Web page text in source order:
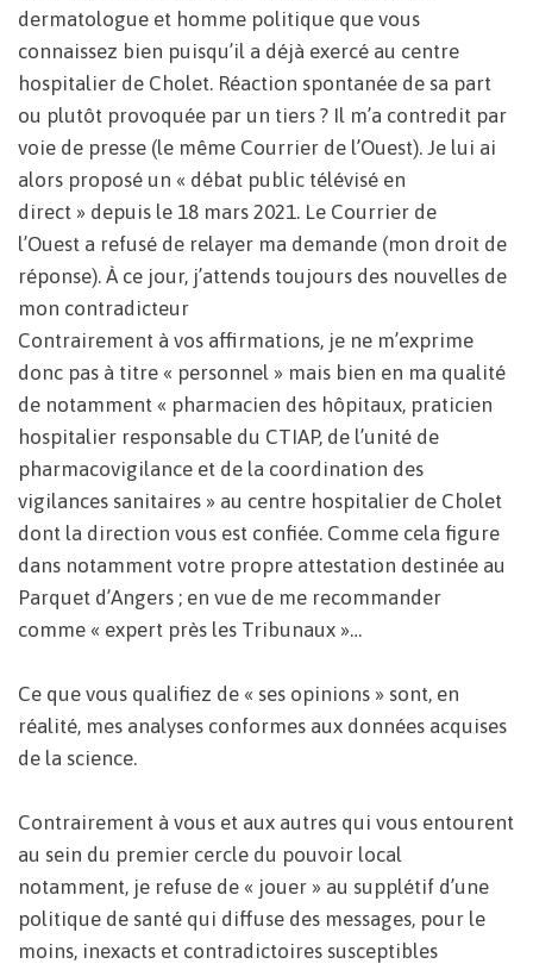
dermatologue et homme politique que vous
connaissez bien puisqu’il a déjà exercé au centre
hospitalier de Cholet. Réaction spontanée de sa part
ou plutôt provoquée par un tiers ? Il m’a contredit par
voie de presse (le même Courrier de l’Ouest). Je lui ai
alors proposé un « débat public télévisé en
direct » depuis le 18 mars 2021. Le Courrier de
l’Ouest a refusé de relayer ma demande (mon droit de
réponse). À ce jour, j’attends toujours des nouvelles de
mon contradicteur
Contrairement à vos affirmations, je ne m’exprime
donc pas à titre « personnel » mais bien en ma qualité
de notamment « pharmacien des hôpitaux, praticien
hospitalier responsable du CTIAP, de l’unité de
pharmacovigilance et de la coordination des
vigilances sanitaires » au centre hospitalier de Cholet
dont la direction vous est confiée. Comme cela figure
dans notamment votre propre attestation destinée au
Parquet d’Angers ; en vue de me recommander
comme « expert près les Tribunaux »…
Ce que vous qualifiez de « ses opinions » sont, en
réalité, mes analyses conformes aux données acquises
de la science.
Contrairement à vous et aux autres qui vous entourent
au sein du premier cercle du pouvoir local
notamment, je refuse de « jouer » au supplétif d’une
politique de santé qui diffuse des messages, pour le
moins, inexacts et contradictoires susceptibles